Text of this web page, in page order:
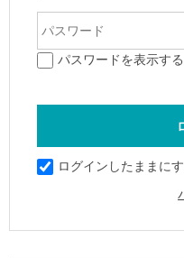
パスワードを表示する
ログインしたままに